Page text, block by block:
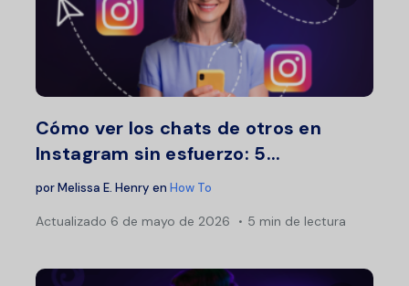
Cómo ver los chats de otros en
Instagram sin esfuerzo: 5...
porMelissa E. Henry en How To
Actualizado 6 de mayo de 2026 5 min de lectura